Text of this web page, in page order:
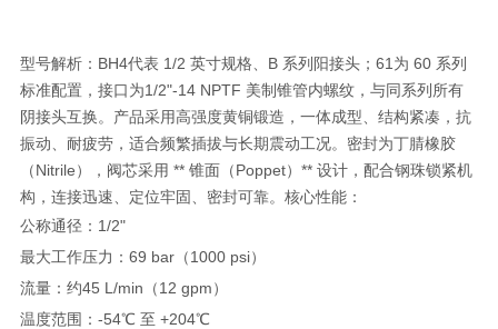
型号解析： BH4代表 1/2 英寸规格、B 系列阳接头； 61 为 60 系列
标准配置，接口为1/2"-14 NPTF 美制锥管内螺纹，与同系列所有
阴接头互换。产品采用高强度黄铜锻造 ，一体成型、结构紧凑，抗
振动、耐疲劳，适合频繁插拔与长期震动工况。密封为丁腈橡胶
（Nitrile）
，阀芯采用 ** 锥面（Poppet）** 设计，配合钢珠锁紧机
构，连接迅速、定位牢固、密封可靠。核心性能：
公称通径：1/2"
最大工作压力： 69 bar（1000 psi）
流量：约45 L/min（12 gpm）
温度范围： -54℃ 至 +204℃